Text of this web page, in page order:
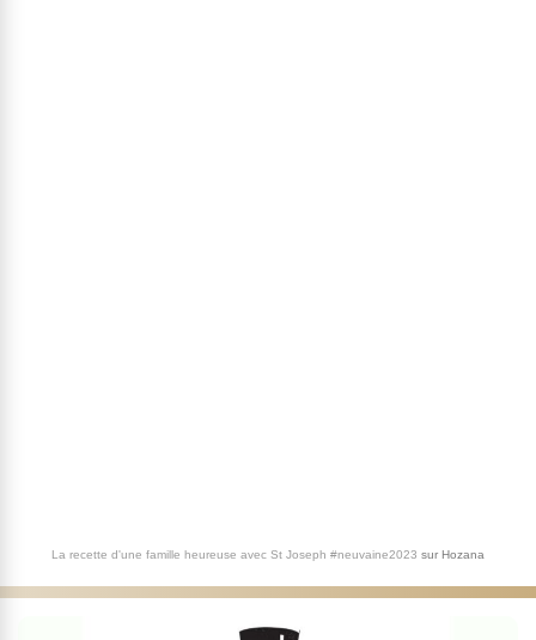
La recette d'une famille heureuse avec St Joseph #neuvaine2023 sur Hozana